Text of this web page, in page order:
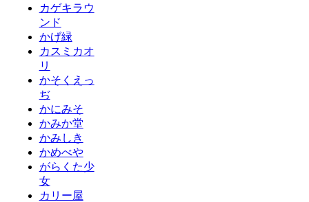
カゲキラウ
ンド
かげ緑
カスミカオ
リ
かそくえっ
ぢ
かにみそ
かみか堂
かみしき
かめべや
がらくた少
女
カリー屋